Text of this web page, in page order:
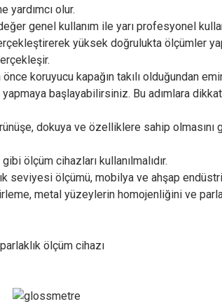
yardımcı olur.
genel kullanım ile yarı profesyonel
yüksek doğrulukta ölçümler
koruyucu kapağın takılı olduğundan
başlayabilirsiniz. Bu adımlara
dokuya ve özelliklere sahip
ölçüm cihazları kullanılmalıdır.
seviyesi ölçümü, mobilya ve ahşap
metal yüzeylerin homojenliğini ve